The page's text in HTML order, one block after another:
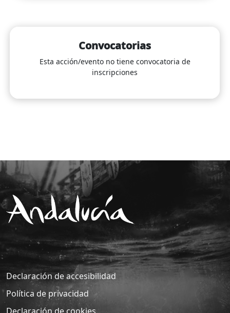
Convocatorias
Esta acción/evento no tiene convocatoria de
inscripciones
Declaración de accesibilidad
Política de privacidad